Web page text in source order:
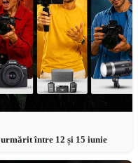
între 12 și 15 iunie